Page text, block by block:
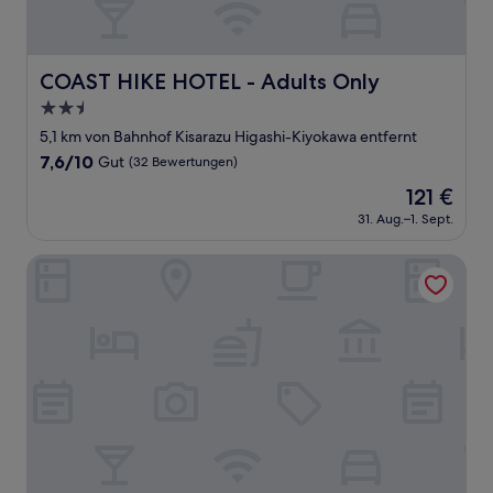
COAST HIKE HOTEL - Adults Only
COAST HIKE HOTEL - Adults Only
2.5-
Sterne-
Unterkunft
5,1 km von Bahnhof Kisarazu Higashi-Kiyokawa entfernt
7.6
Bewertungen)
7,6/10 Gut (32 Bewertungen)
Der
Preis
beträgt
121 €
31. Aug.–1. Sept.